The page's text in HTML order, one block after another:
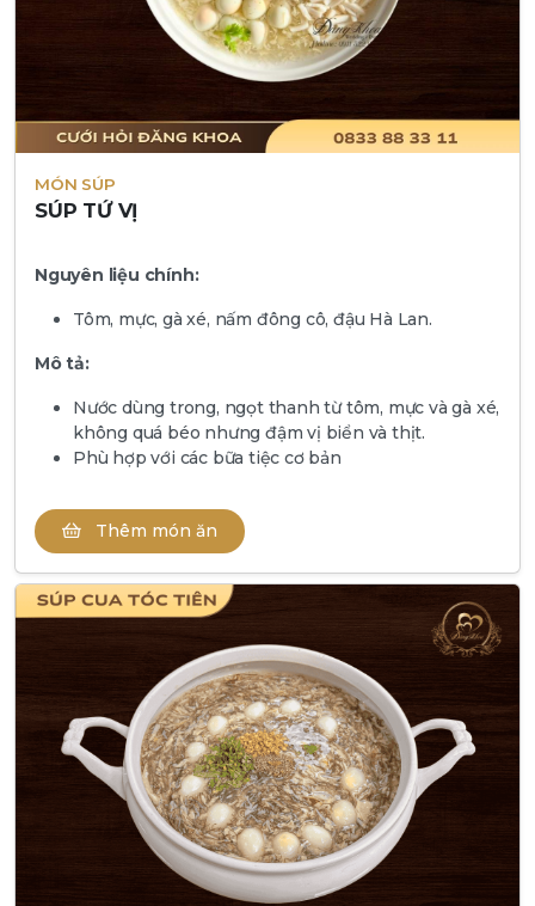
MÓN SÚP
SÚP TỨ VỊ
Nguyên liệu chính:
Tôm, mực, gà xé, nấm đông cô, đậu Hà Lan.
Mô tả:
Nước dùng trong, ngọt thanh từ tôm, mực và gà xé,
không quá béo nhưng đậm vị biển và thịt.
Phù hợp với các bữa tiệc cơ bản
Thêm món ăn